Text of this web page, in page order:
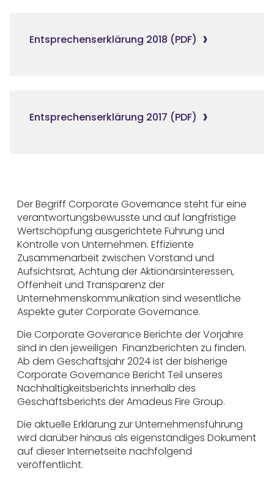
Entsprechenserklärung 2018 (PDF)
Entsprechenserklärung 2017 (PDF)
Der Begriff Corporate Governance steht für eine
verantwortungsbewusste und auf langfristige
Wertschöpfung ausgerichtete Führung und
Kontrolle von Unternehmen. Effiziente
Zusammenarbeit zwischen Vorstand und
Aufsichtsrat, Achtung der Aktionärsinteressen,
Offenheit und Transparenz der
Unternehmenskommunikation sind wesentliche
Aspekte guter Corporate Governance.
Die Corporate Goverance Berichte der Vorjahre
sind in den jeweiligen Finanzberichten zu finden.
Ab dem Geschäftsjahr 2024 ist der bisherige
Corporate Governance Bericht Teil unseres
Nachhaltigkeitsberichts innerhalb des
Geschäftsberichts der Amadeus Fire Group.
Die aktuelle Erklärung zur Unternehmensführung
wird darüber hinaus als eigenständiges Dokument
auf dieser Internetseite nachfolgend
veröffentlicht.